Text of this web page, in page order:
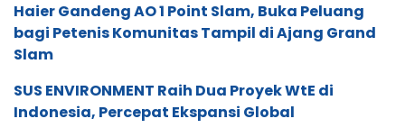
Haier Gandeng AO 1 Point Slam, Buka Peluang
bagi Petenis Komunitas Tampil di Ajang Grand
Slam
SUS ENVIRONMENT Raih Dua Proyek WtE di
Indonesia, Percepat Ekspansi Global